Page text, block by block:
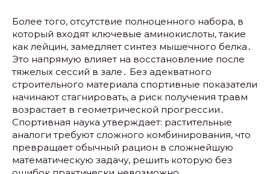
Более того, отсутствие полноценного набора, в
который входят ключевые аминокислоты, такие
как лейцин, замедляет синтез мышечного белка․
Это напрямую влияет на восстановление после
тяжелых сессий в зале․ Без адекватного
строительного материала спортивные показатели
начинают стагнировать, а риск получения травм
возрастает в геометрической прогрессии․
Спортивная наука утверждает: растительные
аналоги требуют сложного комбинирования, что
превращает обычный рацион в сложнейшую
математическую задачу, решить которую без